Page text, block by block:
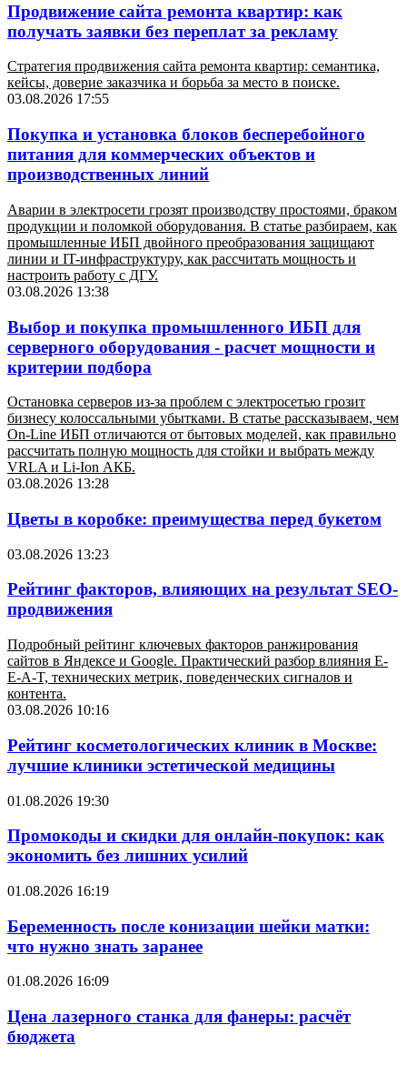
Продвижение сайта ремонта квартир: как
получать заявки без переплат за рекламу
Стратегия продвижения сайта ремонта квартир: семантика,
кейсы, доверие заказчика и борьба за место в поиске.
03.08.2026 17:55
Покупка и установка блоков бесперебойного
питания для коммерческих объектов и
производственных линий
Аварии в электросети грозят производству простоями, браком
продукции и поломкой оборудования. В статье разбираем, как
промышленные ИБП двойного преобразования защищают
линии и IT-инфраструктуру, как рассчитать мощность и
настроить работу с ДГУ.
03.08.2026 13:38
Выбор и покупка промышленного ИБП для
серверного оборудования - расчет мощности и
критерии подбора
Остановка серверов из-за проблем с электросетью грозит
бизнесу колоссальными убытками. В статье рассказываем, чем
On-Line ИБП отличаются от бытовых моделей, как правильно
рассчитать полную мощность для стойки и выбрать между
VRLA и Li-Ion АКБ.
03.08.2026 13:28
Цветы в коробке: преимущества перед букетом
03.08.2026 13:23
Рейтинг факторов, влияющих на результат SEO-
продвижения
Подробный рейтинг ключевых факторов ранжирования
сайтов в Яндексе и Google. Практический разбор влияния E-
E-A-T, технических метрик, поведенческих сигналов и
контента.
03.08.2026 10:16
Рейтинг косметологических клиник в Москве:
лучшие клиники эстетической медицины
01.08.2026 19:30
Промокоды и скидки для онлайн-покупок: как
экономить без лишних усилий
01.08.2026 16:19
Беременность после конизации шейки матки:
что нужно знать заранее
01.08.2026 16:09
Цена лазерного станка для фанеры: расчёт
бюджета